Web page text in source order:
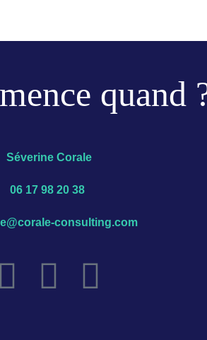
quand
Séverine Corale
06 17 98 20 38
consulting.com